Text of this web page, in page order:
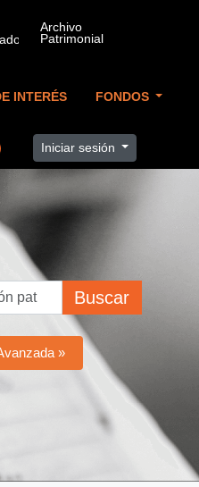
INTERÉS FONDOS
Iniciar sesión
Buscar
»